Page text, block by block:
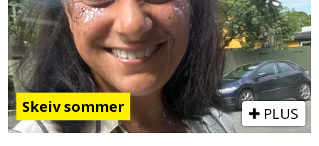
Skeiv sommer PLUS